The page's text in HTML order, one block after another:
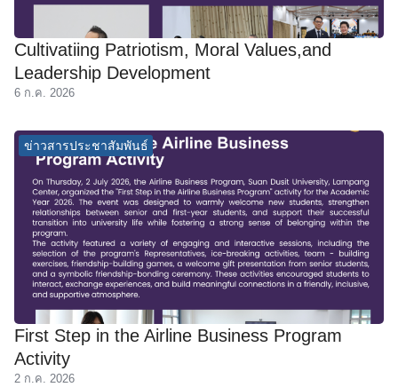
Cultivatiing Patriotism, Moral Values,and
Leadership Development
6 ก.ค. 2026
ข่าวสารประชาสัมพันธ์
First Step in the Airline Business Program
Activity
2 ก.ค. 2026